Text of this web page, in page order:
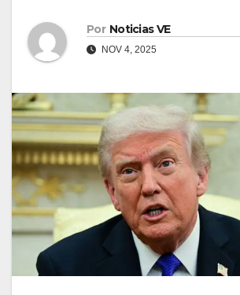
Por Noticias VE
NOV 4, 2025